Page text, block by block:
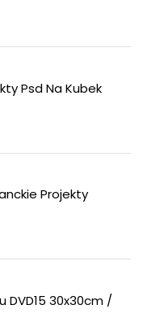
Psd Na Kubek
Projekty
DVD15 30x30cm /